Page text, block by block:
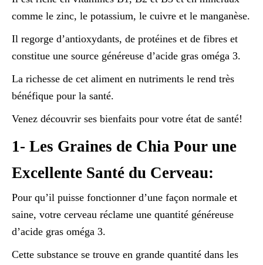
comme le zinc, le potassium, le cuivre et le manganèse.
Il regorge d’antioxydants, de protéines et de fibres et
constitue une source généreuse d’acide gras oméga 3.
La richesse de cet aliment en nutriments le rend très
bénéfique pour la santé.
Venez découvrir ses bienfaits pour votre état de santé!
1- Les Graines de Chia Pour une
Excellente Santé du Cerveau:
Pour qu’il puisse fonctionner d’une façon normale et
saine, votre cerveau réclame une quantité généreuse
d’acide gras oméga 3.
Cette substance se trouve en grande quantité dans les